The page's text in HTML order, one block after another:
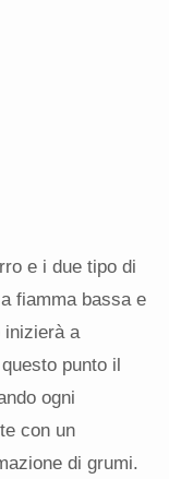
e i due tipo di
fiamma bassa e
inizierà a
punto il
ogni
con un
di grumi.